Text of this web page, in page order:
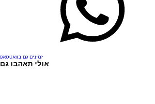
זמינים גם בוואטסאפ
אולי תאהבו גם